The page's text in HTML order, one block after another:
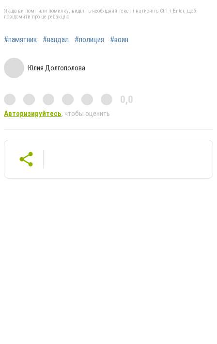
Якщо ви помітили помилку, виділіть необхідний текст і натисніть Ctrl + Enter, щоб
повідомити про це редакцію
#памятник #вандал #полиция #воин
Юлия Долгополова
0,0
Авторизируйтесь, чтобы оценить